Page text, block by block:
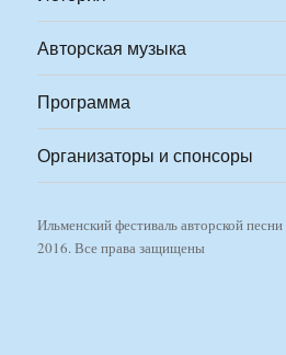
Авторская музыка
Программа
Организаторы и спонсоры
Ильменский фестиваль авторской песни
2016. Все права защищены